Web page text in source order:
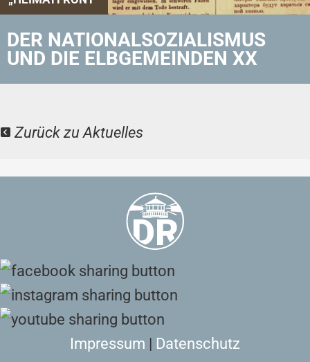
DER NATIONALSOZIALISMUS
UND DIE ELBGEMEINDEN XX
Zurück zu Aktuelles
Impressum Datenschutz